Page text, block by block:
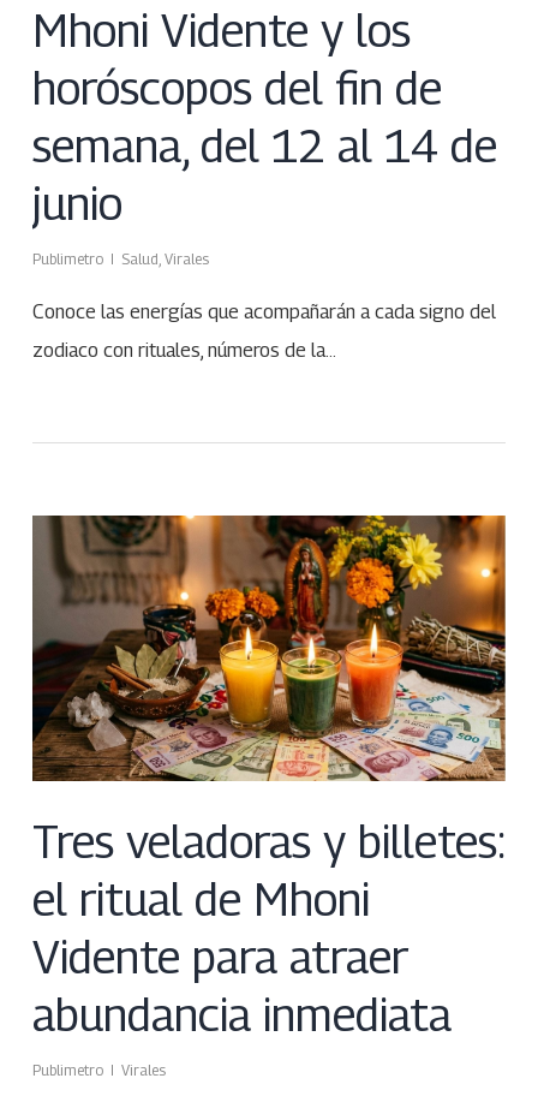
Mhoni Vidente y los
horóscopos del fin de
semana, del 12 al 14 de
junio
Publimetro Salud Virales
Conoce las energías que acompañarán a cada signo del
zodiaco con rituales, números de la…
Tres veladoras y billetes:
el ritual de Mhoni
Vidente para atraer
abundancia inmediata
Publimetro Virales